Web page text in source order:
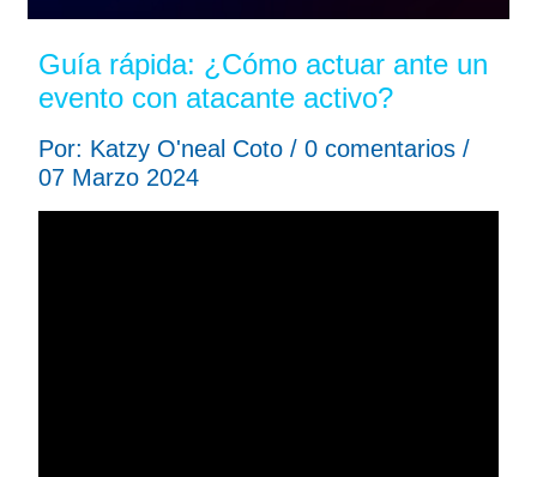
Guía rápida: ¿Cómo actuar ante un
evento con atacante activo?
Por: Katzy O'neal Coto / 0 comentarios /
07 Marzo 2024